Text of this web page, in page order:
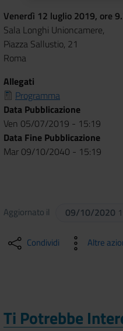
Venerdì 12 luglio 2019, ore
Sala Longhi Unioncamere,
Piazza Sallustio, 21
Roma
Allegati
Programma
Data Pubblicazione
Ven 05/07/2019 - 15:19
Data Fine Pubblicazione
Mar 09/10/2040 - 15:19
Aggiornato il 09/10/2020
Condividi Altre
Ti Potrebbe